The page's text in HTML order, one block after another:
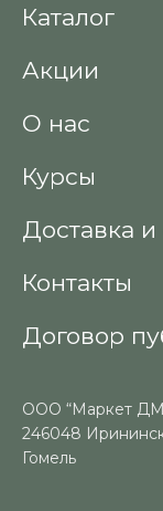
Каталог
Акции
О нас
Курсы
Доставка и
Контакты
Договор
ООО “Маркет
246048
Гомель